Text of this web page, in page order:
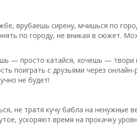
врубаешь сирену, мчишься по
по городу, не вникая в сюжет.
— просто катайся, хочешь — твори
поиграть с друзьями через
не будет!
не тратя кучу бабла на ненужные
ускоряют время на прокачку